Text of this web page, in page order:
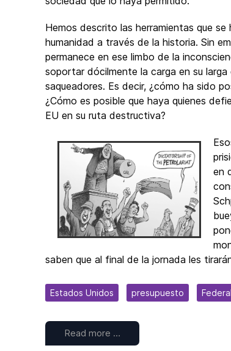
Hemos descrito las herramientas que
humanidad a través de la historia. Sin
permanece en ese limbo de la
soportar dócilmente la carga en su
saqueadores. Es decir, ¿cómo ha sido
¿Cómo es posible que haya quienes
EU en su ruta destructiva?
en
saben que al final de la jornada les
Estados Unidos presupuesto
Read more …